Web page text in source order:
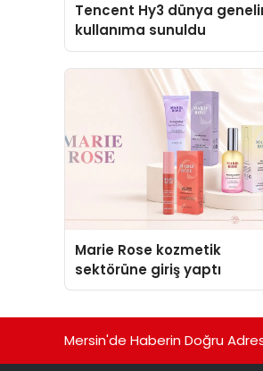
Tencent Hy3 dünya
kullanıma sunuldu
Marie Rose kozmetik
sektörüne giriş yaptı
Mersin'de Haberin Doğru